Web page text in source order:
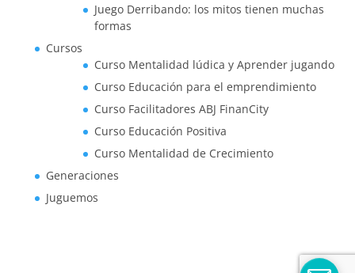
Juego Derribando: los mitos tienen muchas
formas
Cursos
Curso Mentalidad lúdica y Aprender jugando
Curso Educación para el emprendimiento
Curso Facilitadores ABJ FinanCity
Curso Educación Positiva
Curso Mentalidad de Crecimiento
Generaciones
Juguemos